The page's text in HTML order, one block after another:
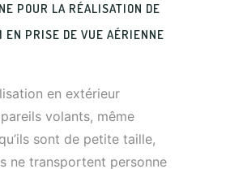
POUR LA RÉALISATION DE
EN PRISE DE VUE AÉRIENNE
en extérieur
volants, même
sont de petite taille,
ne transportent personne